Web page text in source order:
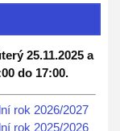
25.11.2025 a
do 17:00.
rok 2026/2027
rok 2025/2026